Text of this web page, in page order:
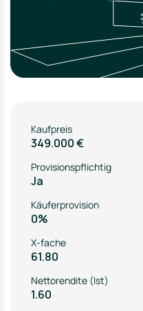
Kaufpreis
349.000 €
Provisionspflichtig
Ja
Käuferprovision
0%
X-fache
61.80
Nettorendite (Ist)
1.60